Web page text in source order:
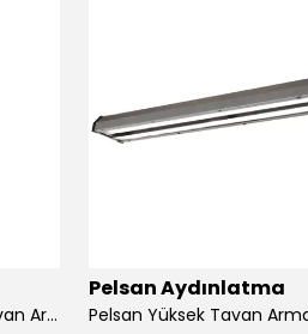
Karpat G4 110W 6500K Yüksek Tavan Armatür
Pelsan Aydınlatma
Pelsan Yüksek Tavan